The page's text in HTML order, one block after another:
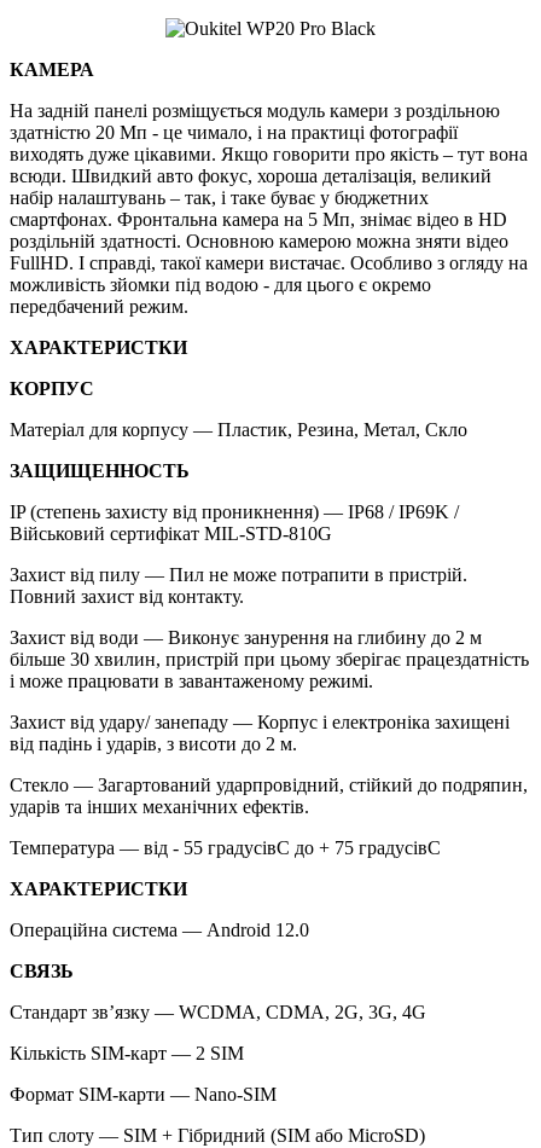
КАМЕРА
На задній панелі розміщується модуль камери з роздільною
здатністю 20 Мп - це чимало, і на практиці фотографії
виходять дуже цікавими. Якщо говорити про якість – тут вона
всюди. Швидкий авто фокус, хороша деталізація, великий
набір налаштувань – так, і таке буває у бюджетних
смартфонах. Фронтальна камера на 5 Мп, знімає відео в HD
роздільній здатності. Основною камерою можна зняти відео
FullHD. І справді, такої камери вистачає. Особливо з огляду на
можливість зйомки під водою - для цього є окремо
передбачений режим.
ХАРАКТЕРИСТКИ
КОРПУС
Матеріал для корпусу — Пластик, Резина, Метал, Скло
ЗАЩИЩЕННОСТЬ
IP (степень захисту від проникнення) — IP68 / IP69K /
Військовий сертифікат MIL-STD-810G
Захист від пилу — Пил не може потрапити в пристрій.
Повний захист від контакту.
Захист від води — Виконує занурення на глибину до 2 м
більше 30 хвилин, пристрій при цьому зберігає працездатність
і може працювати в завантаженому режимі.
Захист від удару/ занепаду — Корпус і електроніка захищені
від падінь і ударів, з висоти до 2 м.
Стекло — Загартований ударпровідний, стійкий до подряпин,
ударів та інших механічних ефектів.
Температура — від - 55 градусівC до + 75 градусівC
ХАРАКТЕРИСТКИ
Операційна система — Android 12.0
СВЯЗЬ
Стандарт зв’язку — WCDMA, CDMA, 2G, 3G, 4G
Кількість SIM-карт — 2 SIM
Формат SIM-карти — Nano-SIM
Тип слоту — SIM + Гібридний (SIM або MicroSD)